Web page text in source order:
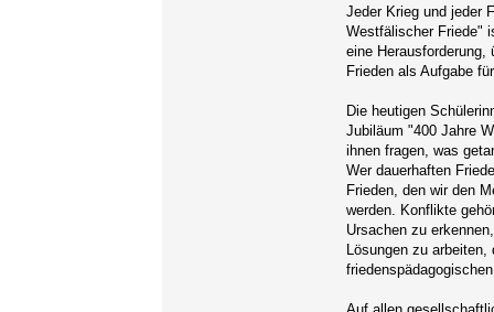
Jeder Krieg und jeder
Westfälischer Friede"
eine Herausforderung,
Frieden als Aufgabe
Die heutigen
Jubiläum "400 Jahre
ihnen fragen, was
Wer dauerhaften
Frieden, den wir den
werden. Konflikte
Ursachen zu
Lösungen zu